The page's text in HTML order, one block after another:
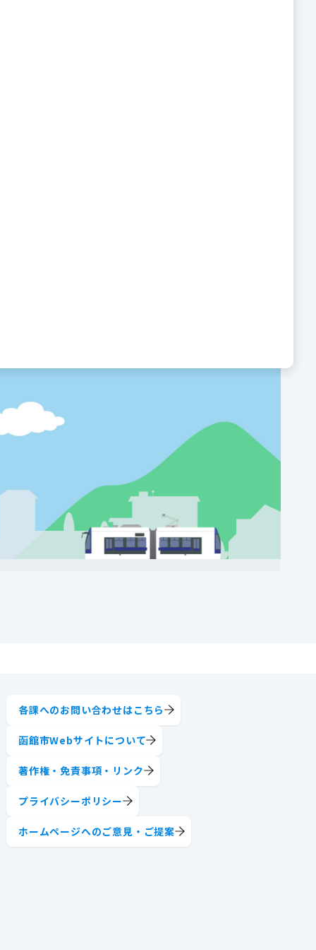
各課へのお問い合わせはこちら
函館市Webサイトについて
著作権・免責事項・リンク
プライバシーポリシー
ホームページへのご意見・ご提案